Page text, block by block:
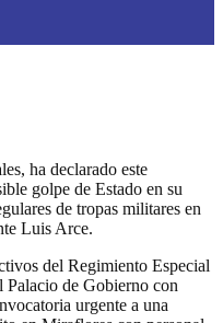
ha declarado este
golpe de Estado en su
de tropas militares en
Luis Arce.
del Regimiento Especial
Palacio de Gobierno con
urgente a una